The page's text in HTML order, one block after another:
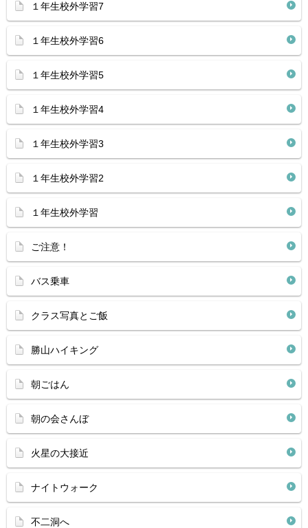
１年生校外学習7
１年生校外学習6
１年生校外学習5
１年生校外学習4
１年生校外学習3
１年生校外学習2
１年生校外学習
ご注意！
バス乗車
クラス写真とご飯
勝山ハイキング
朝ごはん
朝の会さんぼ
火星の大接近
ナイトウォーク
不二洞へ